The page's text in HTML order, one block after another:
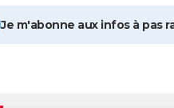
Je m'abonne aux infos à pas